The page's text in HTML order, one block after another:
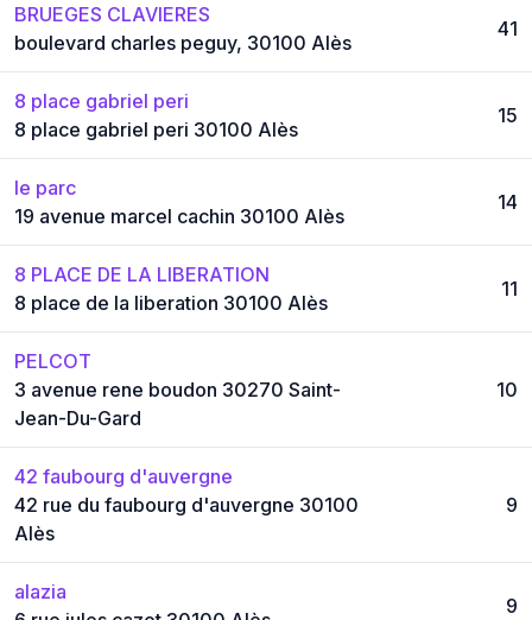
BRUEGES CLAVIERES
boulevard charles peguy, 30100 Alès
41
8 place gabriel peri
8 place gabriel peri 30100 Alès
15
le parc
19 avenue marcel cachin 30100 Alès
14
8 PLACE DE LA LIBERATION
8 place de la liberation 30100 Alès
11
PELCOT
3 avenue rene boudon 30270 Saint-
Jean-Du-Gard
10
42 faubourg d'auvergne
42 rue du faubourg d'auvergne 30100
Alès
9
alazia
9